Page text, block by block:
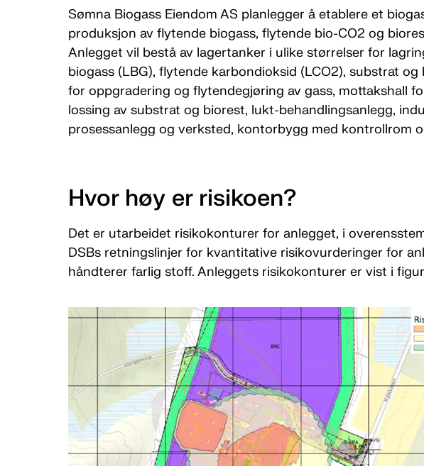
Sømna Biogass Eiendom AS planlegger å etablere et
produksjon av flytende biogass, flytende bio-CO2 og
Anlegget vil bestå av lagertanker i ulike størrelser for
biogass (LBG), flytende karbondioksid (LCO2), substrat og
for oppgradering og flytendegjøring av gass, mottakshall
lossing av substrat og biorest, lukt-behandlingsanlegg,
prosessanlegg og verksted, kontorbygg med kontrollrom
Hvor høy er risikoen?
Det er utarbeidet risikokonturer for anlegget, i
DSBs retningslinjer for kvantitative risikovurderinger for
håndterer farlig stoff. Anleggets risikokonturer er vist i figur